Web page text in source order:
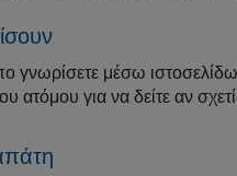
γνωρίσετε μέσω
ατόμου για να δείτε αν